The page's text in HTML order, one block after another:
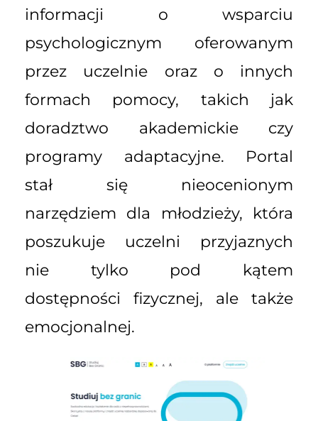
informacji o wsparciu
psychologicznym oferowanym
przez uczelnie oraz o innych
formach pomocy, takich jak
doradztwo akademickie czy
programy adaptacyjne. Portal
stał się nieocenionym
narzędziem dla młodzieży, która
poszukuje uczelni przyjaznych
nie tylko pod kątem
dostępności fizycznej, ale także
emocjonalnej.